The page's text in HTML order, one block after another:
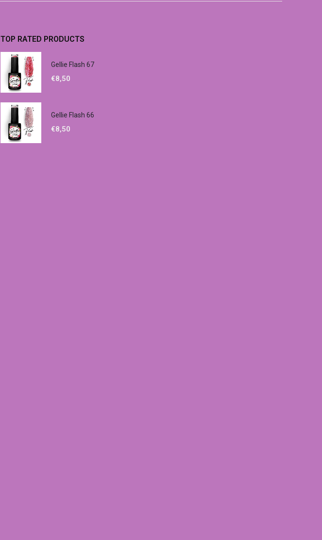
TOP RATED PRODUCTS
Gellie Flash 67
€8,50
Gellie Flash 66
€8,50